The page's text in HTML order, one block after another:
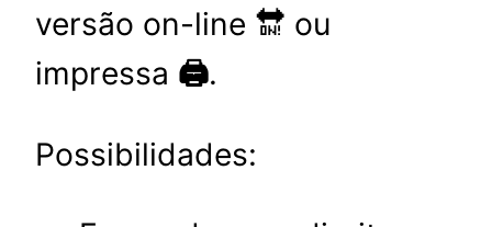
versão on-line 🔛 ou
impressa 🖨️.
Possibilidades: